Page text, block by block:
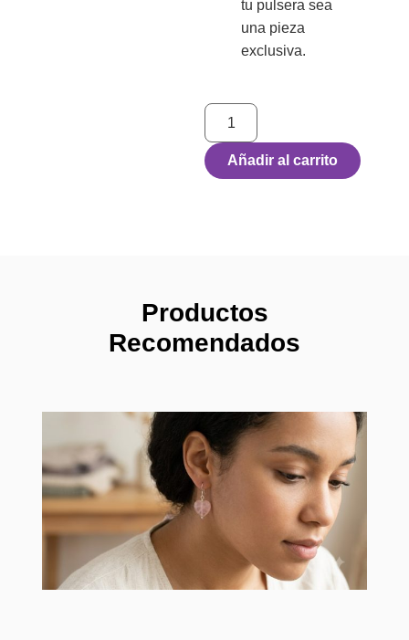
tu pulsera sea
una pieza
exclusiva.
Añadir al carrito
Productos
Recomendados